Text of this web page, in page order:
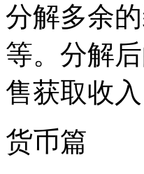
分解多余
等。分解
售获取收入
货币篇